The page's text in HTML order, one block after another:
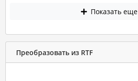
Показать еще
Преобразовать из RTF